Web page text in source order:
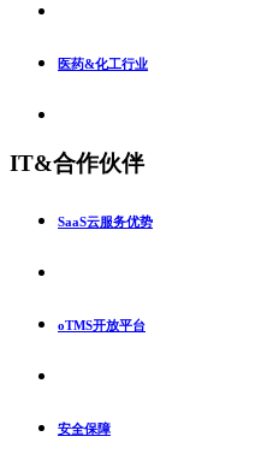
医药&化工行业
IT&合作伙伴
SaaS云服务优势
oTMS开放平台
安全保障